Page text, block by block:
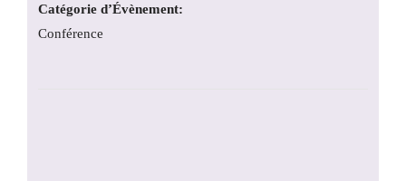
Catégorie d’Évènement:
Conférence